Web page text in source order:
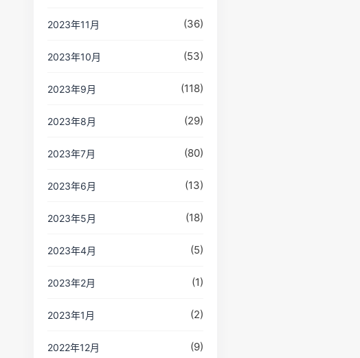
2023年11月 (36)
2023年10月 (53)
2023年9月 (118)
2023年8月 (29)
2023年7月 (80)
2023年6月 (13)
2023年5月 (18)
2023年4月 (5)
2023年2月 (1)
2023年1月 (2)
2022年12月 (9)